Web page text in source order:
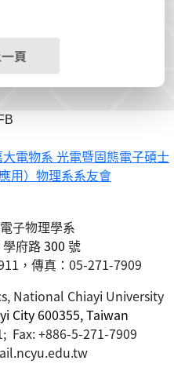
頁
大電物系 光電暨固態電子碩士
用）物理系系友會
子物理學系
學府路300 號
，傳真：05-271-7909
National Chiayi University
City 600355, Taiwan
Fax: +886-5-271-7909